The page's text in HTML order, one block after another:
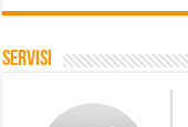
Servisi